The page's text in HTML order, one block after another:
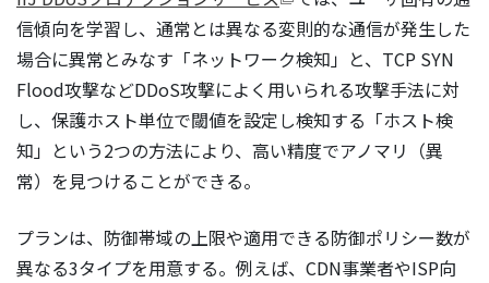
信傾向を学習し、通常とは異なる変則的な通信が発生した
場合に異常とみなす「ネットワーク検知」と、TCP SYN
Flood攻撃などDDoS攻撃によく用いられる攻撃手法に対
し、保護ホスト単位で閾値を設定し検知する「ホスト検
知」という2つの方法により、高い精度でアノマリ（異
常）を見つけることができる。
プランは、防御帯域の上限や適用できる防御ポリシー数が
異なる3タイプを用意する。例えば、CDN事業者やISP向